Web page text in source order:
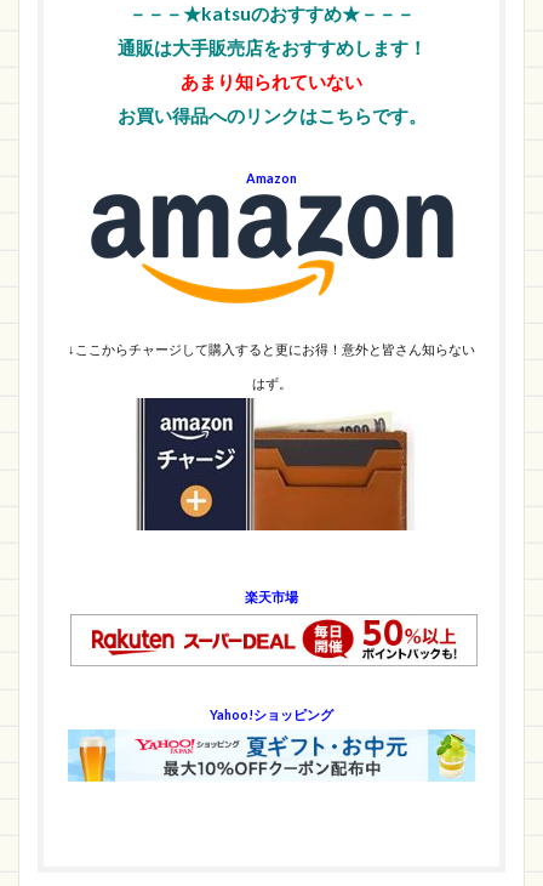
－－－★katsuのおすすめ★－－－
通販は大手販売店をおすすめします！
あまり知られていない
お買い得品へのリンクはこちらです。
Amazon
↓ここからチャージして購入すると更にお得！意外と皆さん知らない
はず。
楽天市場
Yahoo!ショッピング